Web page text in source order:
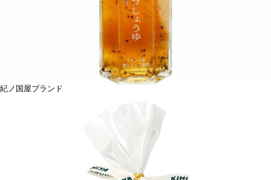
紀ノ国屋ブランド